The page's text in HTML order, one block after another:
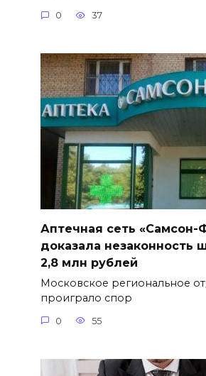
0 37
Аптечная сеть «Самсон-
доказала незаконность
2,8 млн рублей
Московское региональное
проиграло спор
0 55